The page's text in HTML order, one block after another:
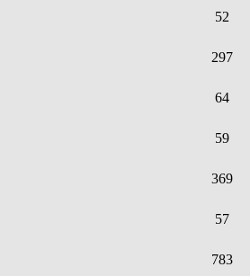
52
297
64
59
369
57
783